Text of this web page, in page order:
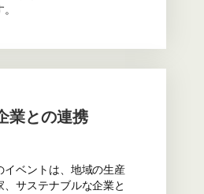
業との連携
イベントは、地域の生産
、サステナブルな企業と